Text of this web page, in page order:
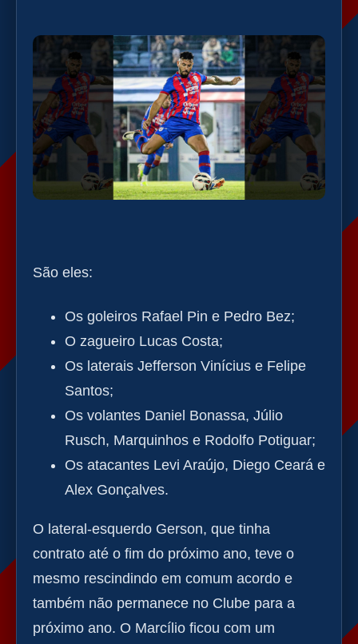
São eles:
Os goleiros Rafael Pin e Pedro Bez;
O zagueiro Lucas Costa;
Os laterais Jefferson Vinícius e Felipe
Santos;
Os volantes Daniel Bonassa, Júlio
Rusch, Marquinhos e Rodolfo Potiguar;
Os atacantes Levi Araújo, Diego Ceará e
Alex Gonçalves.
O lateral-esquerdo Gerson, que tinha
contrato até o fim do próximo ano, teve o
mesmo rescindindo em comum acordo e
também não permanece no Clube para a
próximo ano. O Marcílio ficou com um